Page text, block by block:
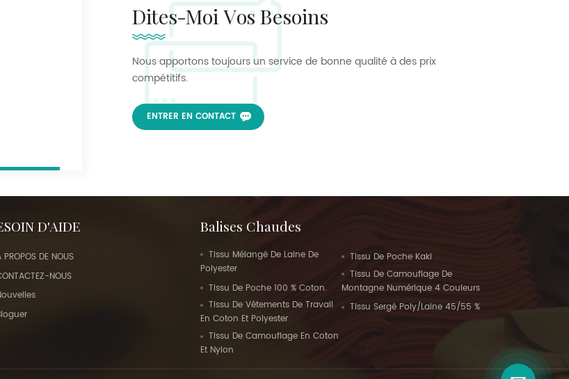
Dites-Moi Vos Besoins
Nous apportons toujours un service de bonne qualité à des prix
compétitifs.
ENTRER EN CONTACT
D'AIDE
PROPOS DE NOUS
NOUS
Balises Chaudes
Tissu Mélangé De Laine De
Polyester
Tissu De Poche 100 % Coton.
Tissu De Vêtements De Travail
En Coton Et Polyester
Tissu De Camouflage En Coton
Et Nylon
Tissu De Poche Kaki
Tissu De Camouflage De
Montagne Numérique 4 Couleurs
Tissu Sergé Poly/laine 45/55 %